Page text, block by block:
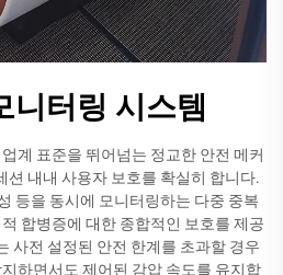
니터링 시스템
계 표준을 뛰어넘는 정교한 안전 메커
션 내내 사용자 보호를 확실히 합니다.
등을 동시에 모니터링하는 다중 중복
합병증에 대한 종합적인 보호를 제공
사전 설정된 안전 한계를 초과할 경우
하면서도 제어된 감압 속도를 유지합